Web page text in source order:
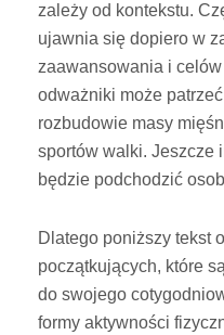
zależy od kontekstu.
ujawnia się dopiero w
zaawansowania i
odważniki może
rozbudowie masy
sportów walki. Jeszcze
będzie podchodzić
Dlatego poniższy tekst
początkujących, które
do swojego
formy aktywności